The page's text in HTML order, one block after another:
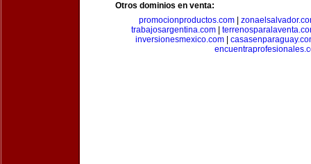
Otros dominios en venta:
promocionproductos.com|
trabajosargentina.com
inversionesmexico.com